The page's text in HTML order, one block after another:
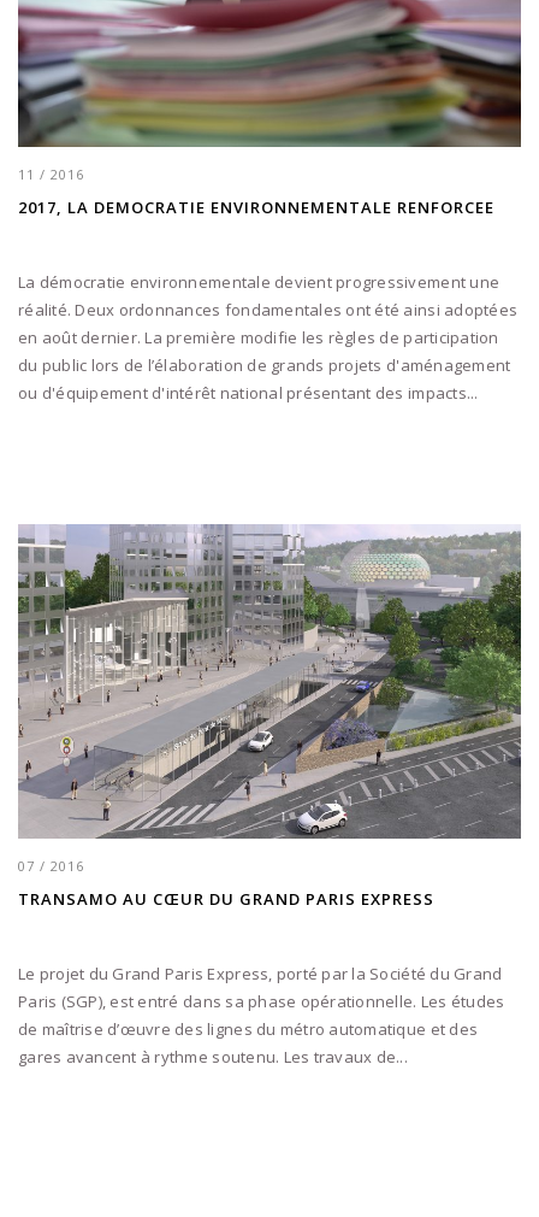
11 / 2016
2017, LA DEMOCRATIE ENVIRONNEMENTALE RENFORCEE
La démocratie environnementale devient progressivement une
réalité. Deux ordonnances fondamentales ont été ainsi adoptées
en août dernier. La première modifie les règles de participation
du public lors de l’élaboration de grands projets d'aménagement
ou d'équipement d'intérêt national présentant des impacts...
07 / 2016
TRANSAMO AU CŒUR DU GRAND PARIS EXPRESS
Le projet du Grand Paris Express, porté par la Société du Grand
Paris (SGP), est entré dans sa phase opérationnelle. Les études
de maîtrise d’œuvre des lignes du métro automatique et des
gares avancent à rythme soutenu. Les travaux de...